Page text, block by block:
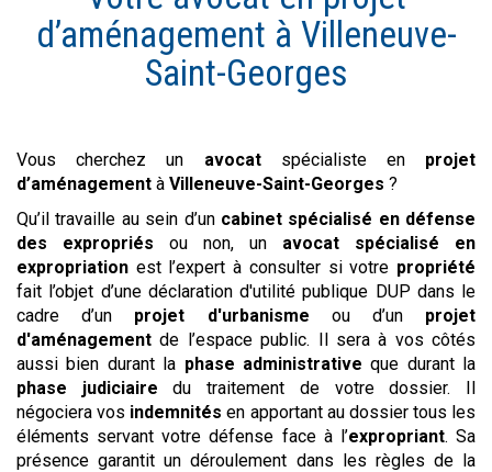
d’aménagement à Villeneuve-
Saint-Georges
Vous cherchez un avocat spécialiste en projet
d’aménagement à Villeneuve-Saint-Georges ?
Qu’il travaille au sein d’un cabinet spécialisé en défense
des expropriés ou non, un avocat spécialisé en
expropriation est l’expert à consulter si votre propriété
fait l’objet d’une déclaration d'utilité publique DUP dans le
cadre d’un projet d'urbanisme ou d’un projet
d'aménagement de l’espace public. Il sera à vos côtés
aussi bien durant la phase administrative que durant la
phase judiciaire du traitement de votre dossier. Il
négociera vos indemnités en apportant au dossier tous les
éléments servant votre défense face à l’expropriant. Sa
présence garantit un déroulement dans les règles de la